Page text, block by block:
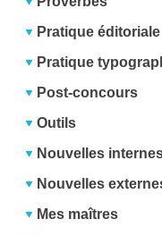
Pratique éditoriale
Pratique
Post-concours
Outils
Nouvelles
Nouvelles
Mes maîtres